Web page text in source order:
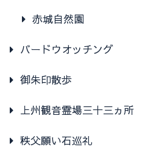
赤城自然園
バードウオッチング
御朱印散歩
上州観音霊場三十三ヵ所
秩父願い石巡礼